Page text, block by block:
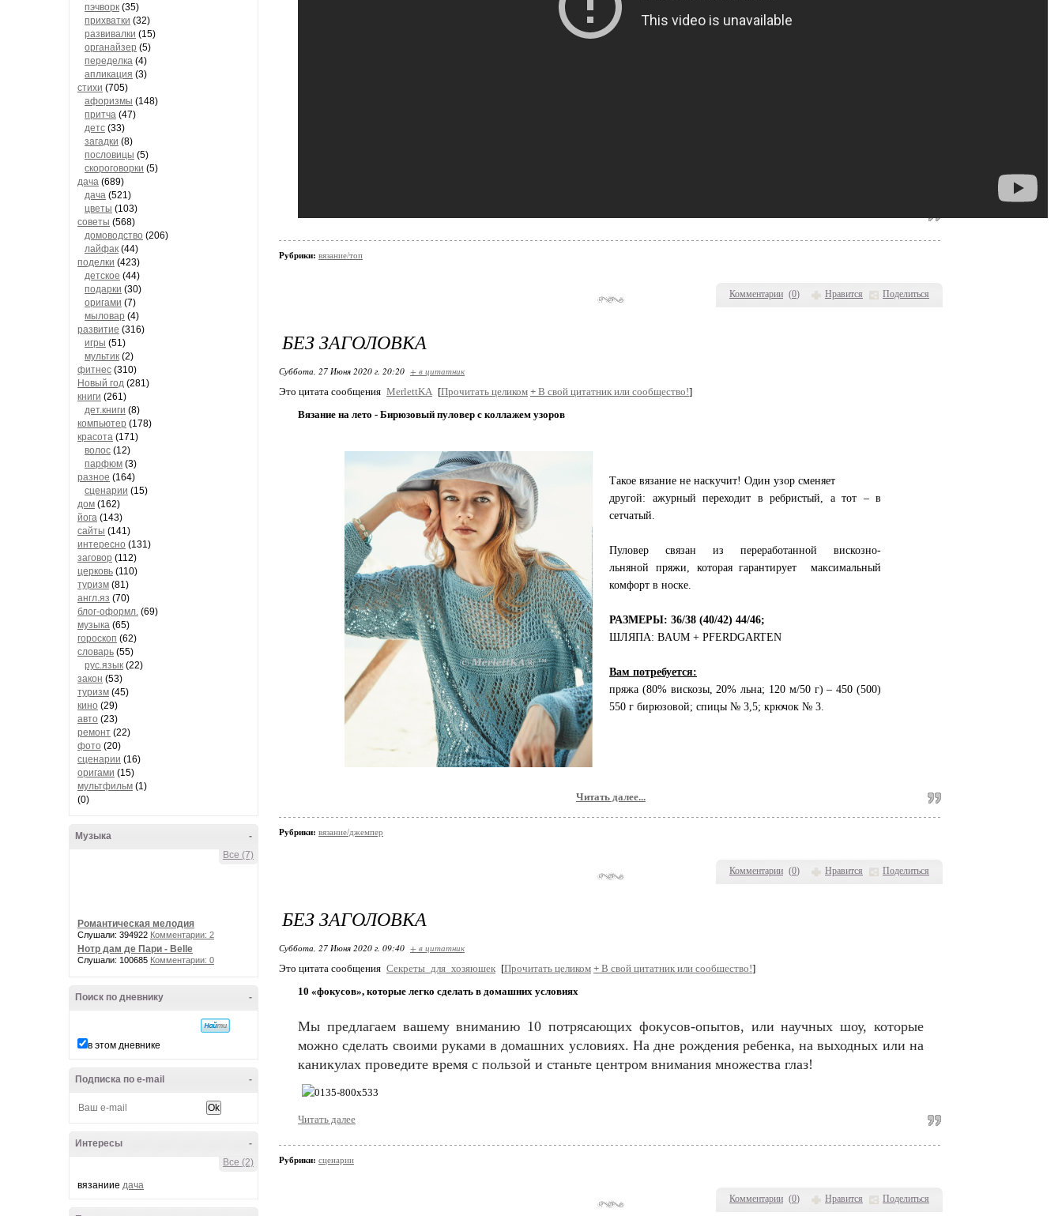
пэчворк (35)
прихватки (32)
развивалки (15)
органайзер (5)
переделка (4)
апликация (3)
стихи (705)
афоризмы (148)
притча (47)
детс (33)
загадки (8)
пословицы (5)
скороговорки (5)
дача (689)
дача (521)
цветы (103)
советы (568)
домоводство (206)
лайфак (44)
поделки (423)
детское (44)
подарки (30)
оригами (7)
мыловар (4)
развитие (316)
игры (51)
мультик (2)
фитнес (310)
Новый год (281)
книги (261)
дет.книги (8)
компьютер (178)
красота (171)
волос (12)
парфюм (3)
разное (164)
сценарии (15)
дом (162)
йога (143)
сайты (141)
интересно (131)
заговор (112)
церковь (110)
туризм (81)
англ.яз (70)
блог-оформл. (69)
музыка (65)
гороскоп (62)
словарь (55)
рус.язык (22)
закон (53)
туризм (45)
кино (29)
авто (23)
ремонт (22)
фото (20)
сценарии (16)
оригами (15)
мультфильм (1)
(0)
-
Музыка
Все (7)
Романтическая мелодия
Слушали: 394922 Комментарии: 2
Нотр дам де Пари - Belle
Слушали: 100685 Комментарии: 0
-
Поиск по дневнику
в этом дневнике
-
Подписка по e-mail
-
Интересы
Все (2)
вязаниие дача
Комментарии (0) Нравится Поделиться
Рубрики: вязание/топ
Комментарии (0) Нравится Поделиться
БЕЗ ЗАГОЛОВКА
Суббота, 27 Июня 2020 г. 20:20 + в цитатник
Это цитата сообщения MerlettKA [Прочитать целиком + В свой цитатник или сообщество!]
Вязание на лето - Бирюзовый пуловер с коллажем узоров
Такое вязание не наскучит! Один узор сменяет
другой: ажурный переходит в ребристый, а тот – в
сетчатый.
Пуловер связан из переработанной вискозно-
льняной пряжи, которая гарантирует максимальный
комфорт в носке.
РАЗМЕРЫ: 36/38 (40/42) 44/46;
ШЛЯПА: BAUM + PFERDGARTEN
Вам потребуется:
пряжа (80% вискозы, 20% льна; 120 м/50 г) – 450 (500)
550 г бирюзовой; спицы № 3,5; крючок № 3.
Читать далее...
Рубрики: вязание/джемпер
Комментарии (0) Нравится Поделиться
БЕЗ ЗАГОЛОВКА
Суббота, 27 Июня 2020 г. 09:40 + в цитатник
Это цитата сообщения Секреты_для_хозяюшек [Прочитать целиком + В свой цитатник или сообщество!]
10 «фокусов», которые легко сделать в домашних условиях
Мы предлагаем вашему вниманию 10 потрясающих фокусов-опытов, или научных шоу, которые
можно сделать своими руками в домашних условиях. На дне рождения ребенка, на выходных или на
каникулах проведите время с пользой и станьте центром внимания множества глаз!
Читать далее
Рубрики: сценарии